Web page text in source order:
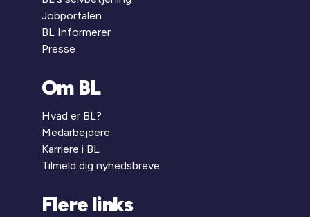
Jobportalen
BL Informerer
Presse
Om BL
Hvad er BL?
Medarbejdere
Karriere i BL
Tilmeld dig nyhedsbreve
Flere links